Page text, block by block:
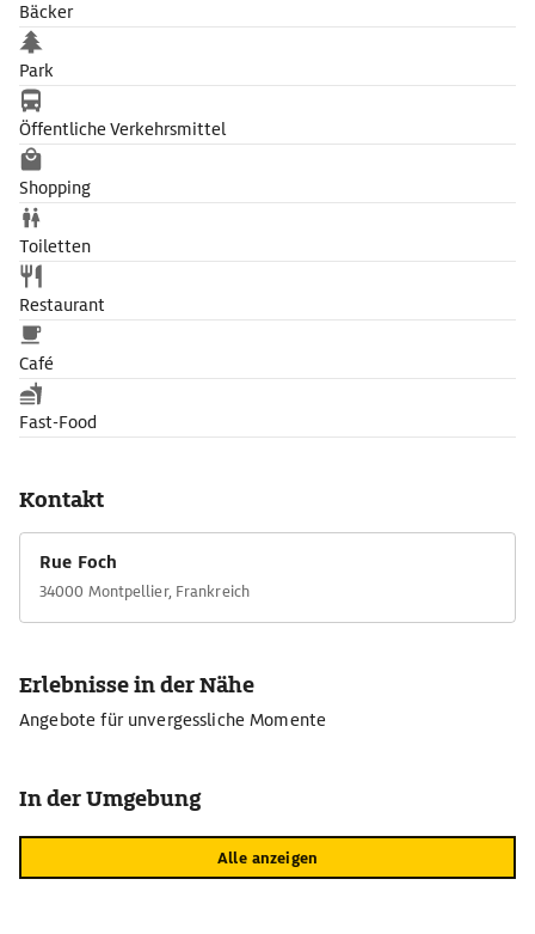
Bäcker
Park
Öffentliche Verkehrsmittel
Shopping
Toiletten
Restaurant
Café
Fast-Food
Kontakt
Rue Foch
34000 Montpellier, Frankreich
Erlebnisse in der Nähe
Angebote für unvergessliche Momente
In der Umgebung
Alle anzeigen